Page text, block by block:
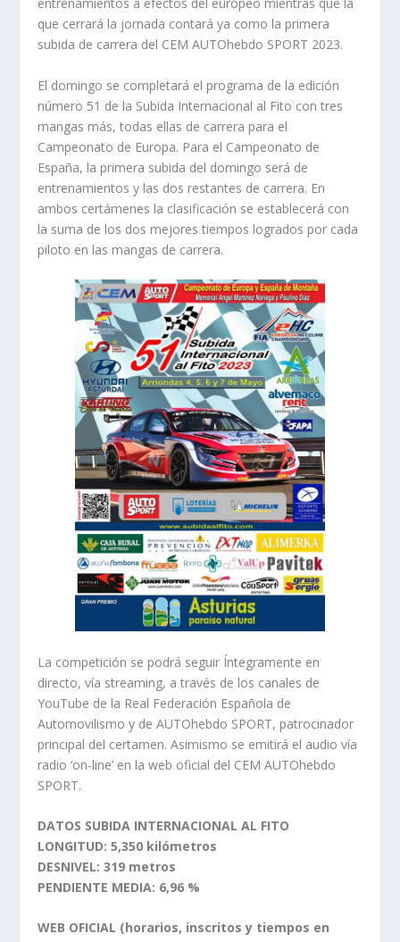
que cerrará la jornada contará ya como la primera
subida de carrera del CEM AUTOhebdo SPORT 2023.
El domingo se completará el programa de la edición
número 51 de la Subida Internacional al Fito con tres
mangas más, todas ellas de carrera para el
Campeonato de Europa. Para el Campeonato de
España, la primera subida del domingo será de
entrenamientos y las dos restantes de carrera. En
ambos certámenes la clasificación se establecerá con
la suma de los dos mejores tiempos logrados por cada
piloto en las mangas de carrera.
La competición se podrá seguir Íntegramente en
directo, vía streaming, a través de los canales de
YouTube de la Real Federación Española de
Automovilismo y de AUTOhebdo SPORT, patrocinador
principal del certamen. Asimismo se emitirá el audio vía
radio ‘on-line’ en la web oficial del CEM AUTOhebdo
SPORT.
DATOS SUBIDA INTERNACIONAL AL FITO
LONGITUD: 5,350 kilómetros
DESNIVEL: 319 metros
PENDIENTE MEDIA: 6,96 %
WEB OFICIAL (horarios, inscritos y tiempos en